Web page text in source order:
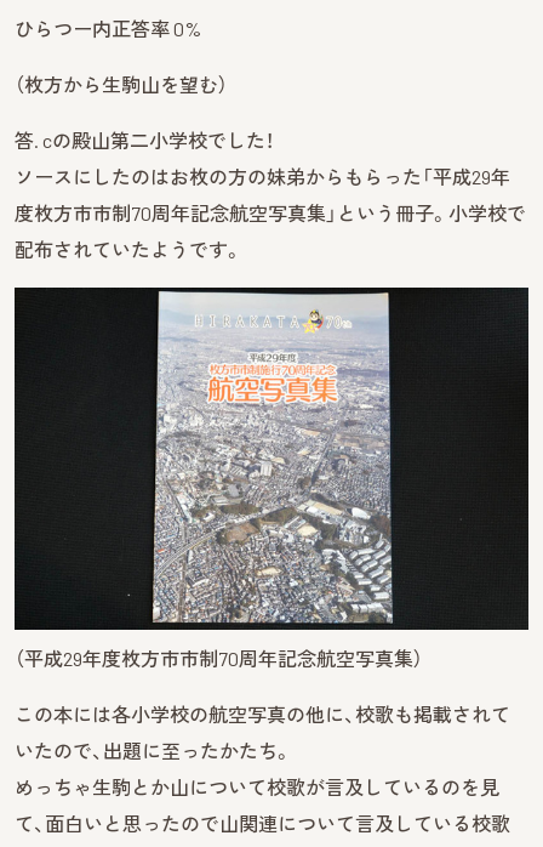
ひらつー内正答率 0%
（枚方から生駒山を望む）
答. cの殿山第二小学校でした！
ソースにしたのはお枚の方の妹弟からもらった「平成29年
度枚方市市制70周年記念航空写真集」という冊子。小学校で
配布されていたようです。
（平成29年度枚方市市制70周年記念航空写真集）
この本には各小学校の航空写真の他に、校歌も掲載されて
いたので、出題に至ったかたち。
めっちゃ生駒とか山について校歌が言及しているのを見
て、面白いと思ったので山関連について言及している校歌